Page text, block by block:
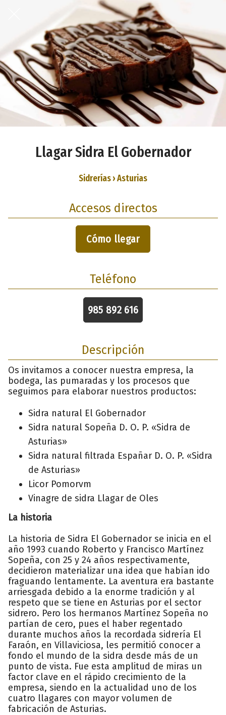
Llagar Sidra El Gobernador
Sidrerías › Asturias
Accesos directos
Cómo llegar
Teléfono
985 892 616
Descripción
Os invitamos a conocer nuestra empresa, la
bodega, las pumaradas y los procesos que
seguimos para elaborar nuestros productos:
Sidra natural El Gobernador
Sidra natural Sopeña D. O. P. «Sidra de
Asturias»
Sidra natural filtrada Españar D. O. P. «Sidra
de Asturias»
Licor Pomorvm
Vinagre de sidra Llagar de Oles
La historia
La historia de Sidra El Gobernador se inicia en el
año 1993 cuando Roberto y Francisco Martínez
Sopeña, con 25 y 24 años respectivamente,
decidieron materializar una idea que habían ido
fraguando lentamente. La aventura era bastante
arriesgada debido a la enorme tradición y al
respeto que se tiene en Asturias por el sector
sidrero. Pero los hermanos Martínez Sopeña no
partían de cero, pues el haber regentado
durante muchos años la recordada sidrería El
Faraón, en Villaviciosa, les permitió conocer a
fondo el mundo de la sidra desde más de un
punto de vista. Fue esta amplitud de miras un
factor clave en el rápido crecimiento de la
empresa, siendo en la actualidad uno de los
cuatro llagares con mayor volumen de
fabricación de Asturias.